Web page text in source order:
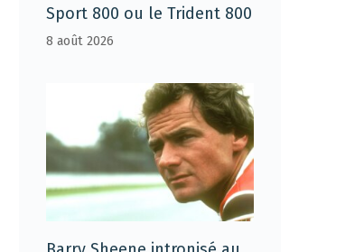
Sport 800 ou le Trident 800
8 août 2026